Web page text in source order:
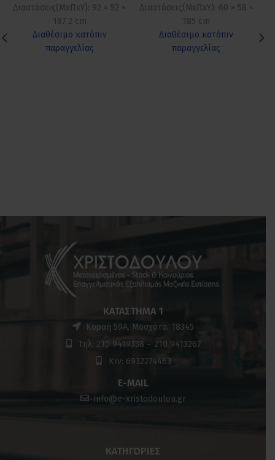
Διαστάσεις(ΜxΠxΥ): 92 × 52 ×
187,2 cm
Διαθέσιμο κατόπιν
παραγγελίας
Διαστάσεις(ΜxΠxΥ): 60 × 58 ×
185 cm
Διαθέσιμο κατόπιν
παραγγελίας
ΚΑΤΆΣΤΗΜΑ 1
Κοραή 59Α, Μοσχάτο, 18345
Τηλ: 210 9419338 – 210 9413267
Κιν: 6932274463
E-MAIL
info@e-xristodoulou.gr
ΚΑΤΗΓΟΡΊΕΣ